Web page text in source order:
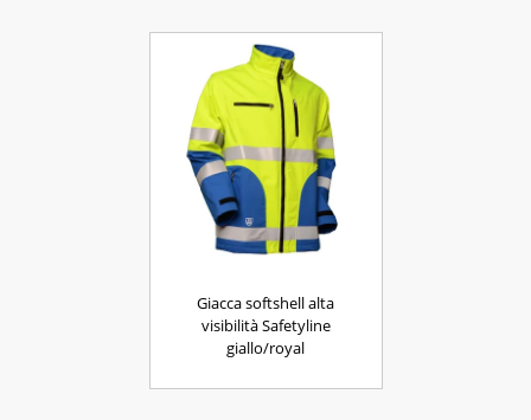
Giacca softshell alta
visibilità Safetyline
giallo/royal